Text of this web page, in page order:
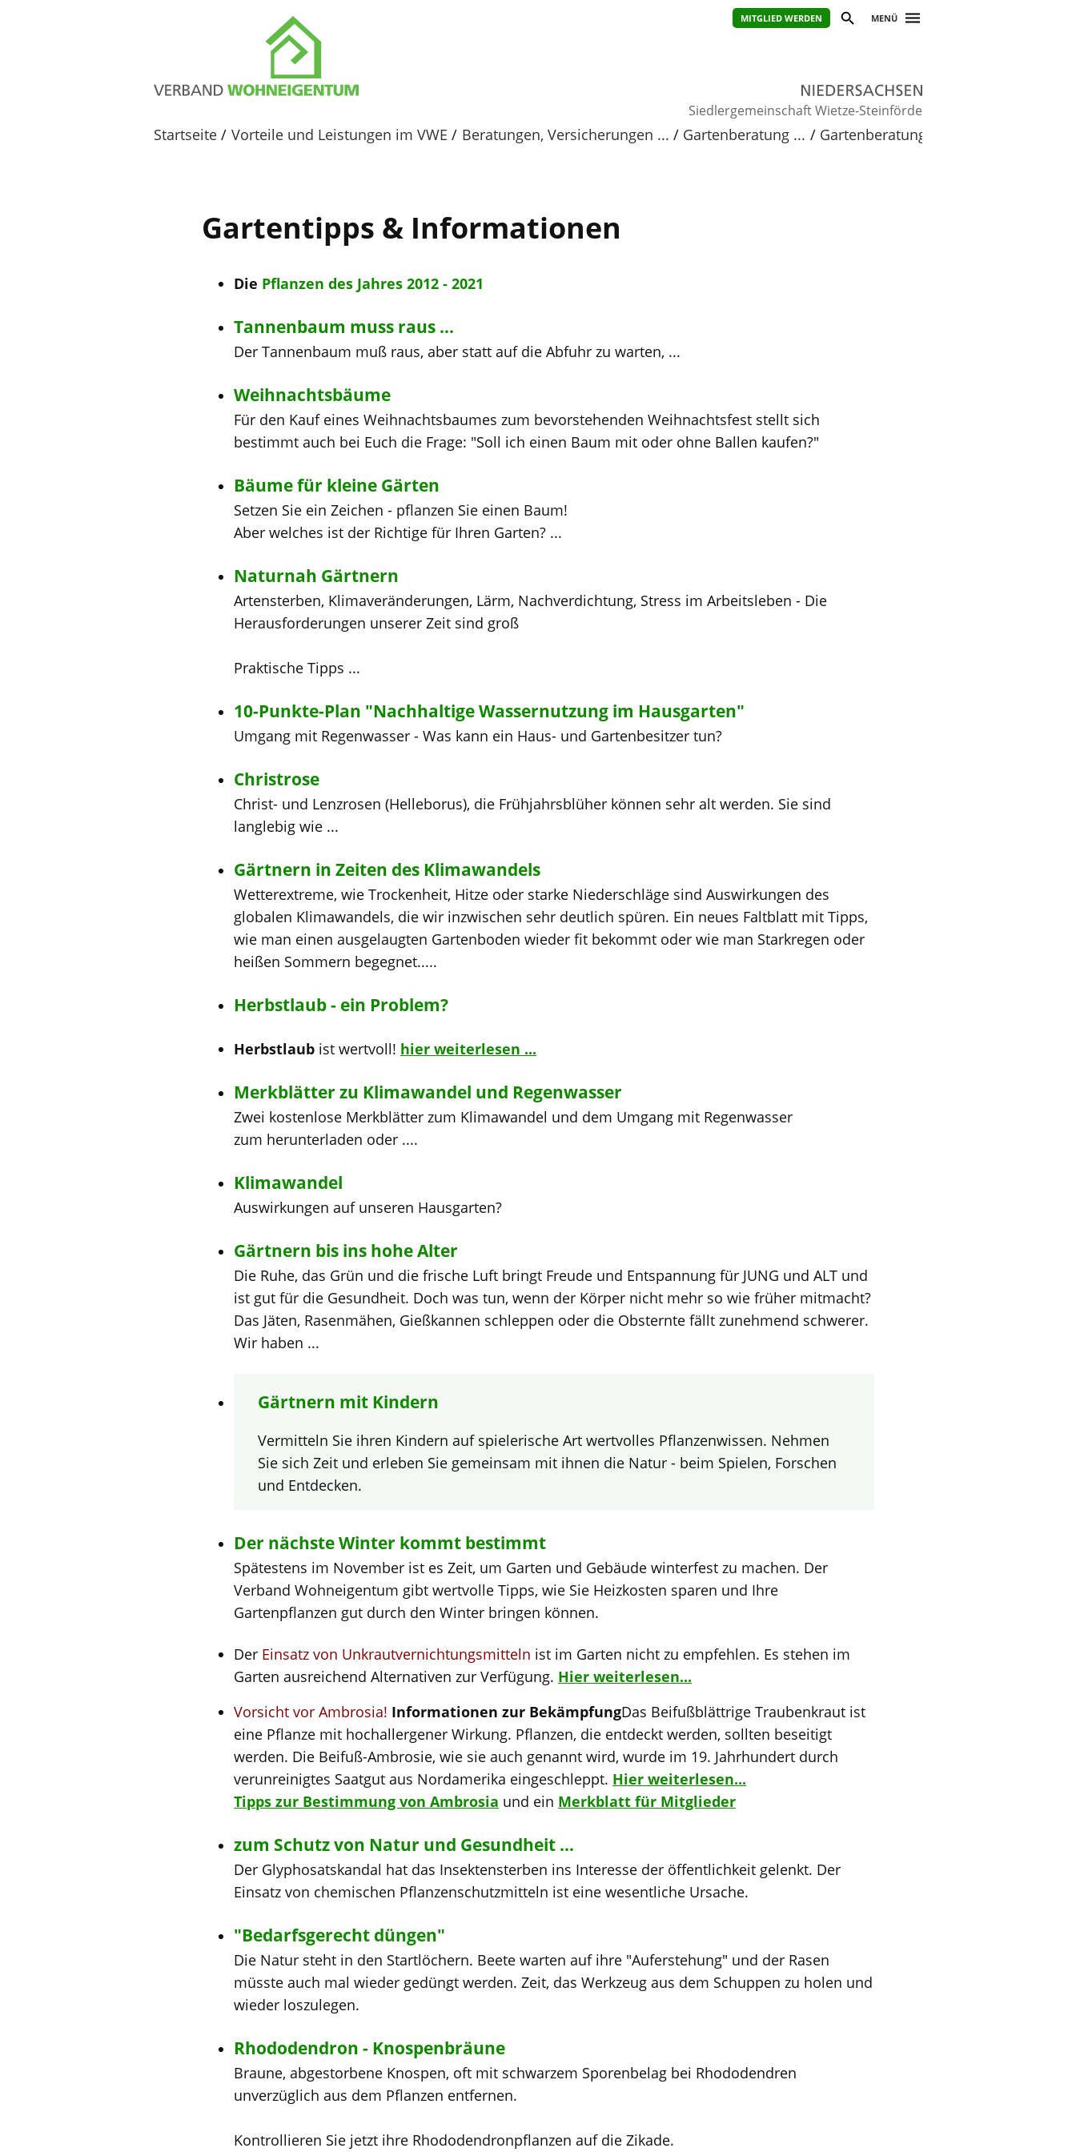
MITGLIED WERDEN MENÜ
Siedlergemeinschaft Wietze-Steinförde
Startseite Vorteile und Leistungen im VWE Beratungen, Versicherungen ... Gartenberatung ...
Gartenberatung in Wietze
Gartentipps & Informationen
Die Pflanzen des Jahres 2012 - 2021
Tannenbaum muss raus ...
Der Tannenbaum muß raus, aber statt auf die Abfuhr zu warten, ...
Weihnachtsbäume
Für den Kauf eines Weihnachtsbaumes zum bevorstehenden Weihnachtsfest stellt sich
bestimmt auch bei Euch die Frage: "Soll ich einen Baum mit oder ohne Ballen kaufen?"
Bäume für kleine Gärten
Setzen Sie ein Zeichen - pflanzen Sie einen Baum!
Aber welches ist der Richtige für Ihren Garten? ...
Naturnah Gärtnern
Artensterben, Klimaveränderungen, Lärm, Nachverdichtung, Stress im Arbeitsleben - Die
Herausforderungen unserer Zeit sind groß
Praktische Tipps ...
10-Punkte-Plan "Nachhaltige Wassernutzung im Hausgarten"
Umgang mit Regenwasser - Was kann ein Haus- und Gartenbesitzer tun?
Christrose
Christ- und Lenzrosen (Helleborus), die Frühjahrsblüher können sehr alt werden. Sie sind
langlebig wie ...
Gärtnern in Zeiten des Klimawandels
Wetterextreme, wie Trockenheit, Hitze oder starke Niederschläge sind Auswirkungen des
globalen Klimawandels, die wir inzwischen sehr deutlich spüren. Ein neues Faltblatt mit Tipps,
wie man einen ausgelaugten Gartenboden wieder fit bekommt oder wie man Starkregen oder
heißen Sommern begegnet.....
Herbstlaub - ein Problem?
Herbstlaub ist wertvoll! hier weiterlesen ...
Merkblätter zu Klimawandel und Regenwasser
Zwei kostenlose Merkblätter zum Klimawandel und dem Umgang mit Regenwasser
zum herunterladen oder ....
Klimawandel
Auswirkungen auf unseren Hausgarten?
Gärtnern bis ins hohe Alter
Die Ruhe, das Grün und die frische Luft bringt Freude und Entspannung für JUNG und ALT und
ist gut für die Gesundheit. Doch was tun, wenn der Körper nicht mehr so wie früher mitmacht?
Das Jäten, Rasenmähen, Gießkannen schleppen oder die Obsternte fällt zunehmend schwerer.
Wir haben ...
Gärtnern mit Kindern
Vermitteln Sie ihren Kindern auf spielerische Art wertvolles Pflanzenwissen. Nehmen
Sie sich Zeit und erleben Sie gemeinsam mit ihnen die Natur - beim Spielen, Forschen
und Entdecken.
Der nächste Winter kommt bestimmt
Spätestens im November ist es Zeit, um Garten und Gebäude winterfest zu machen. Der
Verband Wohneigentum gibt wertvolle Tipps, wie Sie Heizkosten sparen und Ihre
Gartenpflanzen gut durch den Winter bringen können.
Der Einsatz von Unkrautvernichtungsmitteln ist im Garten nicht zu empfehlen. Es stehen im
Garten ausreichend Alternativen zur Verfügung. Hier weiterlesen...
Vorsicht vor Ambrosia! Informationen zur BekämpfungDas Beifußblättrige Traubenkraut ist
eine Pflanze mit hochallergener Wirkung. Pflanzen, die entdeckt werden, sollten beseitigt
werden. Die Beifuß-Ambrosie, wie sie auch genannt wird, wurde im 19. Jahrhundert durch
verunreinigtes Saatgut aus Nordamerika eingeschleppt. Hier weiterlesen...
Tipps zur Bestimmung von Ambrosia und ein Merkblatt für Mitglieder
zum Schutz von Natur und Gesundheit ...
Der Glyphosatskandal hat das Insektensterben ins Interesse der öffentlichkeit gelenkt. Der
Einsatz von chemischen Pflanzenschutzmitteln ist eine wesentliche Ursache.
"Bedarfsgerecht düngen"
Die Natur steht in den Startlöchern. Beete warten auf ihre "Auferstehung" und der Rasen
müsste auch mal wieder gedüngt werden. Zeit, das Werkzeug aus dem Schuppen zu holen und
wieder loszulegen.
Rhododendron - Knospenbräune
Braune, abgestorbene Knospen, oft mit schwarzem Sporenbelag bei Rhododendren
unverzüglich aus dem Pflanzen entfernen.
Kontrollieren Sie jetzt ihre Rhododendronpflanzen auf die Zikade.